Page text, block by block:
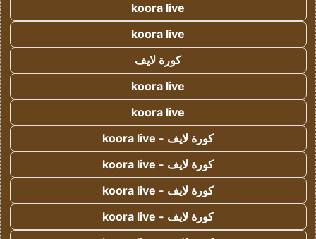
koora live
koora live
كورة لايف
koora live
koora live
كورة لايف - koora live
كورة لايف - koora live
كورة لايف - koora live
كورة لايف - koora live